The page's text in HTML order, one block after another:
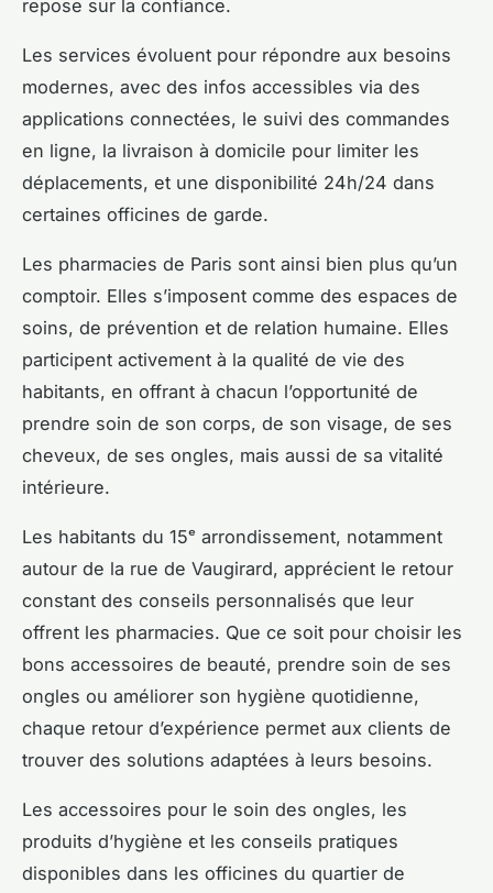
repose sur la confiance.
Les services évoluent pour répondre aux besoins
modernes, avec des infos accessibles via des
applications connectées, le suivi des commandes
en ligne, la livraison à domicile pour limiter les
déplacements, et une disponibilité 24h/24 dans
certaines officines de garde.
Les pharmacies de Paris sont ainsi bien plus qu’un
comptoir. Elles s’imposent comme des espaces de
soins, de prévention et de relation humaine. Elles
participent activement à la qualité de vie des
habitants, en offrant à chacun l’opportunité de
prendre soin de son corps, de son visage, de ses
cheveux, de ses ongles, mais aussi de sa vitalité
intérieure.
Les habitants du 15ᵉ arrondissement, notamment
autour de la rue de Vaugirard, apprécient le retour
constant des conseils personnalisés que leur
offrent les pharmacies. Que ce soit pour choisir les
bons accessoires de beauté, prendre soin de ses
ongles ou améliorer son hygiène quotidienne,
chaque retour d’expérience permet aux clients de
trouver des solutions adaptées à leurs besoins.
Les accessoires pour le soin des ongles, les
produits d’hygiène et les conseils pratiques
disponibles dans les officines du quartier de